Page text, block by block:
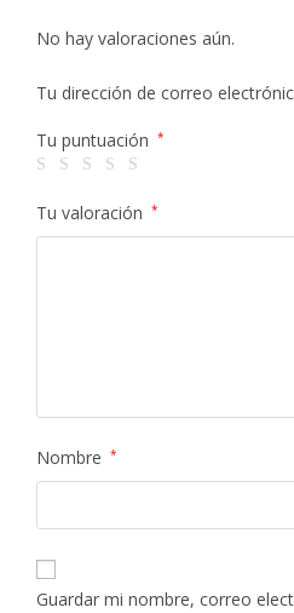
No hay valoraciones aún.
Tu dirección de correo
Tu puntuación *
Tu valoración *
Nombre *
Guardar mi nombre, correo